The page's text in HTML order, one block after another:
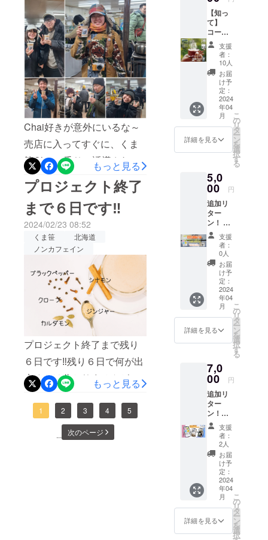
泉氷瀑まつりにお越しの際
は【くま笹Chai】飲んで頂
けたら幸いです。引き続き
ご支援よろしくお願いいた
します！
Chai好きが意外にいるな～
売店に入ってすぐに、くま
笹Chaiの香りに誘導され
て、メガネが曇っているに
も関わらずくま笹Chaiだけ
に焦点を合わせてきてくだ
さいました。本当にChai好
きが来て飲んで応援 買っ
て応援ありがとうございま
す引き続きご支援よろしく
お願いいたします
もっと見る
プロジェクト終了
まで６日です‼
2024/02/23 08:52
くま笹
北海道
ノンカフェイン
プロジェクト終了まで残り
６日です‼残り６日で何が出
来るかは分かりませんが伝
えて、皆様から引き続き繋
げて欲しいここまでやって
きて何を皆様にお伝えすれ
もっと見る
1 2 3 4 5
... 次のページ
チャイ
に仕上
げまし
た。
※「原材
料及び
添加物
等の食
品表示
はお届
け商品
のラベ
ルに表
記され
ます。
お届け
のリ
に貼付
された
ラベル
や注意
書きを
ご確認
くださ
い。」
来事な
どを年
に４回
配信い
たしま
す。
【知っ
て】
コース
【くま
笹関連
製品】
・くま
笹Chai
(50g入)
1袋 ・
くま笹
茶 焙煎
（５
g×10袋
ティー
バッグ
・感謝
の手紙
・私た
ちの工
場は、
大雪山
の麓、
上川町
にあり
ます。
そんな
大自然
に囲ま
れた小
さな工
場で、
大雪山
を、こ
だわり
の製法
で、 生
姜の引
き立つ
ノンカ
フェイ
ンの
チャイ
に仕上
げまし
た。
【くま
笹茶 焙
煎】 ・
北海道
支援
者：
10人
お届
け予
定：
2024
年04
月
詳細を見る
こ
の
リ
タ
ー
ン
を
選
択
す
る
5,0
00 円
追加リ
ター
ン！ 見
て飲ん
で楽し
む！
WEBマ
ガジン
+くま笹
Chai（5
0g入）
１袋 ・
サン
アース
大雪
㈱、独
線で、
上川町
内の季
節によ
る風景
イベン
トや出
来事な
どを年
に４回
配信い
たしま
す。 ・
webマ
ガジン
を見な
がら大
支援
者：
0人
お届
け予
定：
2024
年04
月
詳細を見る
こ
の
リ
タ
ー
ン
を
選
択
す
る
7,0
00 円
追加リ
ター
ン！
Chai か
焙煎今
日は
どっ
ち？
WEBマ
ガジン
+くま笹
Chai（5
0g入）
１袋
支援
者：
2人
お届
け予
定：
2024
年04
月
詳細を見る
こ
の
リ
タ
ー
ン
を
選
択